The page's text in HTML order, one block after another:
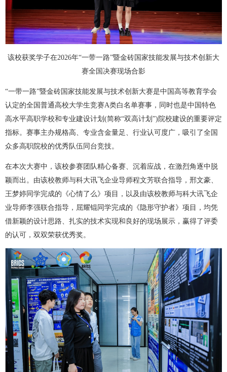
该校获奖学子在2026年“一带一路”暨金砖国家技能发展与技术创新大
赛全国决赛现场合影
“一带一路”暨金砖国家技能发展与技术创新大赛是中国高等教育学会
认定的全国普通高校大学生竞赛A类白名单赛事，同时也是中国特色
高水平高职学校和专业建设计划(简称“双高计划”)院校建设的重要评定
指标。赛事主办规格高、专业含金量足、行业认可度广，吸引了全国
众多高职院校的优秀队伍同台竞技。
在本次大赛中，该校参赛团队精心备赛、沉着应战，在激烈角逐中脱
颖而出。由该校教师与科大讯飞企业导师程文芳联合指导，邢文豪、
王梦婷同学完成的《心情了么》项目，以及由该校教师与科大讯飞企
业导师李强联合指导，屈耀锟同学完成的《隐形守护者》项目，均凭
借新颖的设计思路、扎实的技术实现和良好的现场展示，赢得了评委
的认可，双双荣获优秀奖。